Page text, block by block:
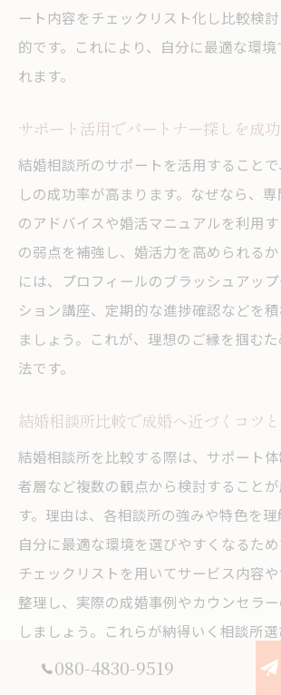
ート内容をチェックリスト化し比較検
的です。これにより、自分に最適な環
れます。
サポート活用でパートナー探しを成功
結婚相談所のサポートを活用すること
しの成功率が高まります。なぜなら、
のアドバイスや婚活マニュアルを利用
の弱点を補強し、婚活力を高められる
には、プロフィールのブラッシュアッ
ション講座、定期的な進捗確認などを
ましょう。これが、理想のご縁を掴む
法です。
結婚相談所比較で成婚へ近づくコツ
結婚相談所を比較する際は、サポート
者層など複数の観点から検討すること
す。理由は、各相談所の強みや特色を理
自分に最適な環境を選びやすくなるため
チェックリストを用いてサービス内容
整理し、実際の成婚事例やカウンセラ
しましょう。これらが納得いく相談所
ントです。080-4830-9519